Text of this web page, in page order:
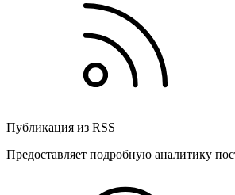
Публикация из RSS
Предоставляет подробную аналитику